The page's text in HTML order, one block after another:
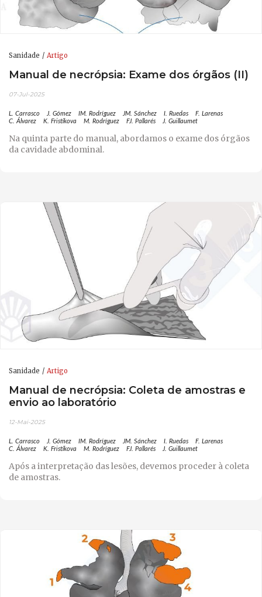
Sanidade Artigo
Manual de necrópsia: Exame dos órgãos (II)
07-Jul-2025
L. Carrasco J. Gómez IM. Rodríguez JM. Sánchez I. Ruedas
F. Larenas
C. Álvarez
K. Fristikova M. Rodríguez FJ. Pallarés J. Guillaumet
Na quinta parte do manual, abordamos o exame dos órgãos
da cavidade abdominal.
Sanidade Artigo
Manual de necrópsia: Coleta de amostras e
envio ao laboratório
12-Mai-2025
L. Carrasco J. Gómez IM. Rodríguez JM. Sánchez I. Ruedas
F. Larenas
C. Álvarez
K. Fristikova M. Rodríguez FJ. Pallarés J. Guillaumet
Após a interpretação das lesões, devemos proceder à coleta
de amostras.